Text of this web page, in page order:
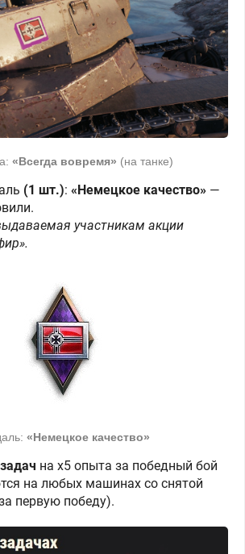
«Всегда вовремя» (на танке)
(1 шт.): «Немецкое качество» —
участникам акции
«Немецкое качество»
на х5 опыта за победный бой
на любых машинах со снятой
первую победу).